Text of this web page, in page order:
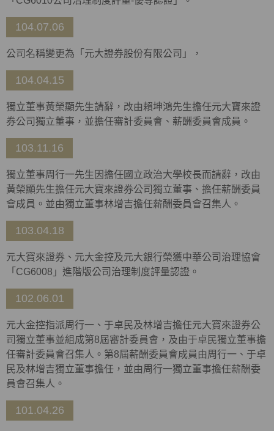
104.07.06
公司名稱變更為「元大證券股份有限公司」，
104.04.15
獨立董事黃榮顯先生請辭，改由賴坤鴻先生擔任元大寶來證
券公司獨立董事，並擔任審計委員會、薪酬委員會成員。
103.11.16
獨立董事周行一先生因擔任國立政治大學校長而請辭，改由
黃榮顯先生擔任元大寶來證券公司獨立董事、擔任薪酬委員
會成員。並由獨立董事林增吉擔任薪酬委員會召集人。
103.04.18
元大寶來證券、元大金控及元大銀行榮獲中華公司治理協會
「CG6008」進階版公司治理制度評量認證。
102.06.01
元大金控指派周行一、于卓民及林增吉擔任元大寶來證券公
司獨立董事並組成第8屆審計委員會，及由于卓民獨立董事擔
任審計委員會召集人。第8屆薪酬委員會成員由周行一、于卓
民及林增吉獨立董事擔任，並由周行一獨立董事擔任薪酬委
員會召集人。
101.04.26